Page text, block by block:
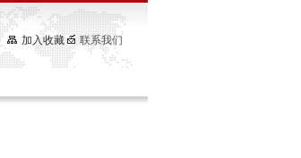
加入收藏 联系我们